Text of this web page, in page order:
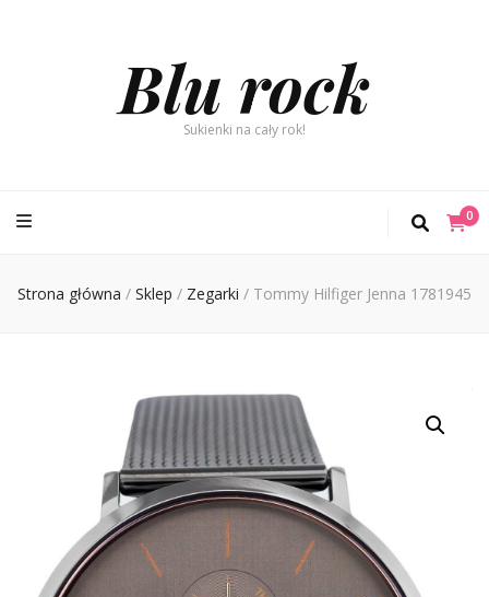
Blu rock
Sukienki na cały rok!
0
Strona główna / Sklep / Zegarki / Tommy Hilfiger Jenna 1781945